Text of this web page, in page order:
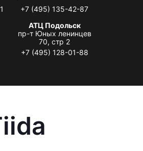
+7 (495) 135-42-87
АТЦ Подольск
пр-т Юных ленинцев
70, стр 2
+7 (495) 128-01-88